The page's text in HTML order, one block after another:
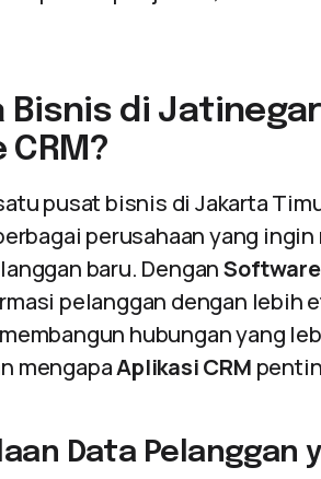
Bisnis di
pusat bisnis di Jakarta
perusahaan yang
baru. Dengan
pelanggan dengan lebih
hubungan yang
mengapaAplikasi CRM
Data Pelanggan